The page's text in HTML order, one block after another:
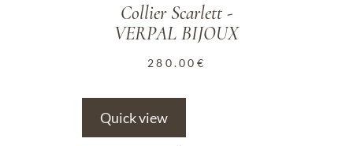
Collier Scarlett -
VERPAL BIJOUX
280.00 €
Quick view